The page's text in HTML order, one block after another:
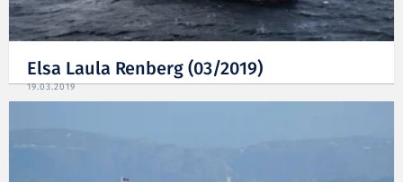
Elsa Laula Renberg (03/2019)
19.03.2019